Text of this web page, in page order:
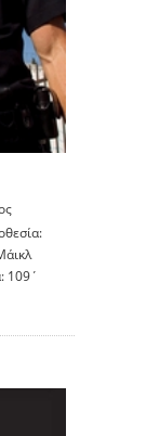
109΄